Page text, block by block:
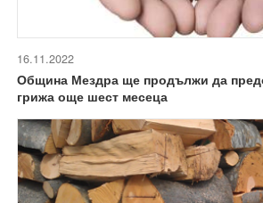
16.11.2022
Община Мездра ще продължи да
грижа още шест месеца